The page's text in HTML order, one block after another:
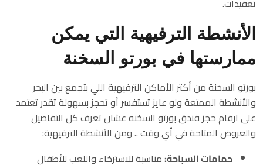
تعقيدات.
الأنشطة الترفيهية التي يمكن
ممارستها في بورتو السخنة
بورتو السخنة من أكتر الأماكن الترفيهية اللي بتجمع بين البحر
والأنشطة الممتعة ولو عايز تستفسر أو تحجز بسهولة تقدر تعتمد
على ارقام حجز فندق بورتو السخنه عشان تعرف كل التفاصيل
والعروض المتاحة في أي وقت .. ومن الأنشطة الترفيهية:
حمامات السباحة:مناسبة للاسترخاء واللعب للأطفال